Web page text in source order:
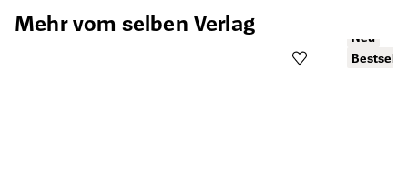
Produktgalerie überspringen
Mehr vom selben Verlag
Neu